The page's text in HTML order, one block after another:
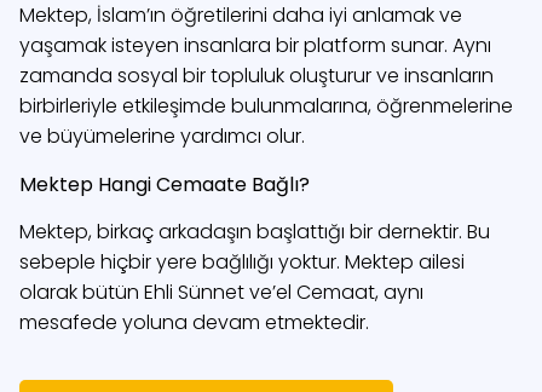
Mektep, İslam’ın öğretilerini daha iyi anlamak ve
yaşamak isteyen insanlara bir platform sunar. Aynı
zamanda sosyal bir topluluk oluşturur ve insanların
birbirleriyle etkileşimde bulunmalarına, öğrenmelerine
ve büyümelerine yardımcı olur.
Mektep Hangi Cemaate Bağlı?
Mektep, birkaç arkadaşın başlattığı bir dernektir. Bu
sebeple hiçbir yere bağlılığı yoktur. Mektep ailesi
olarak bütün Ehli Sünnet ve’el Cemaat, aynı
mesafede yoluna devam etmektedir.